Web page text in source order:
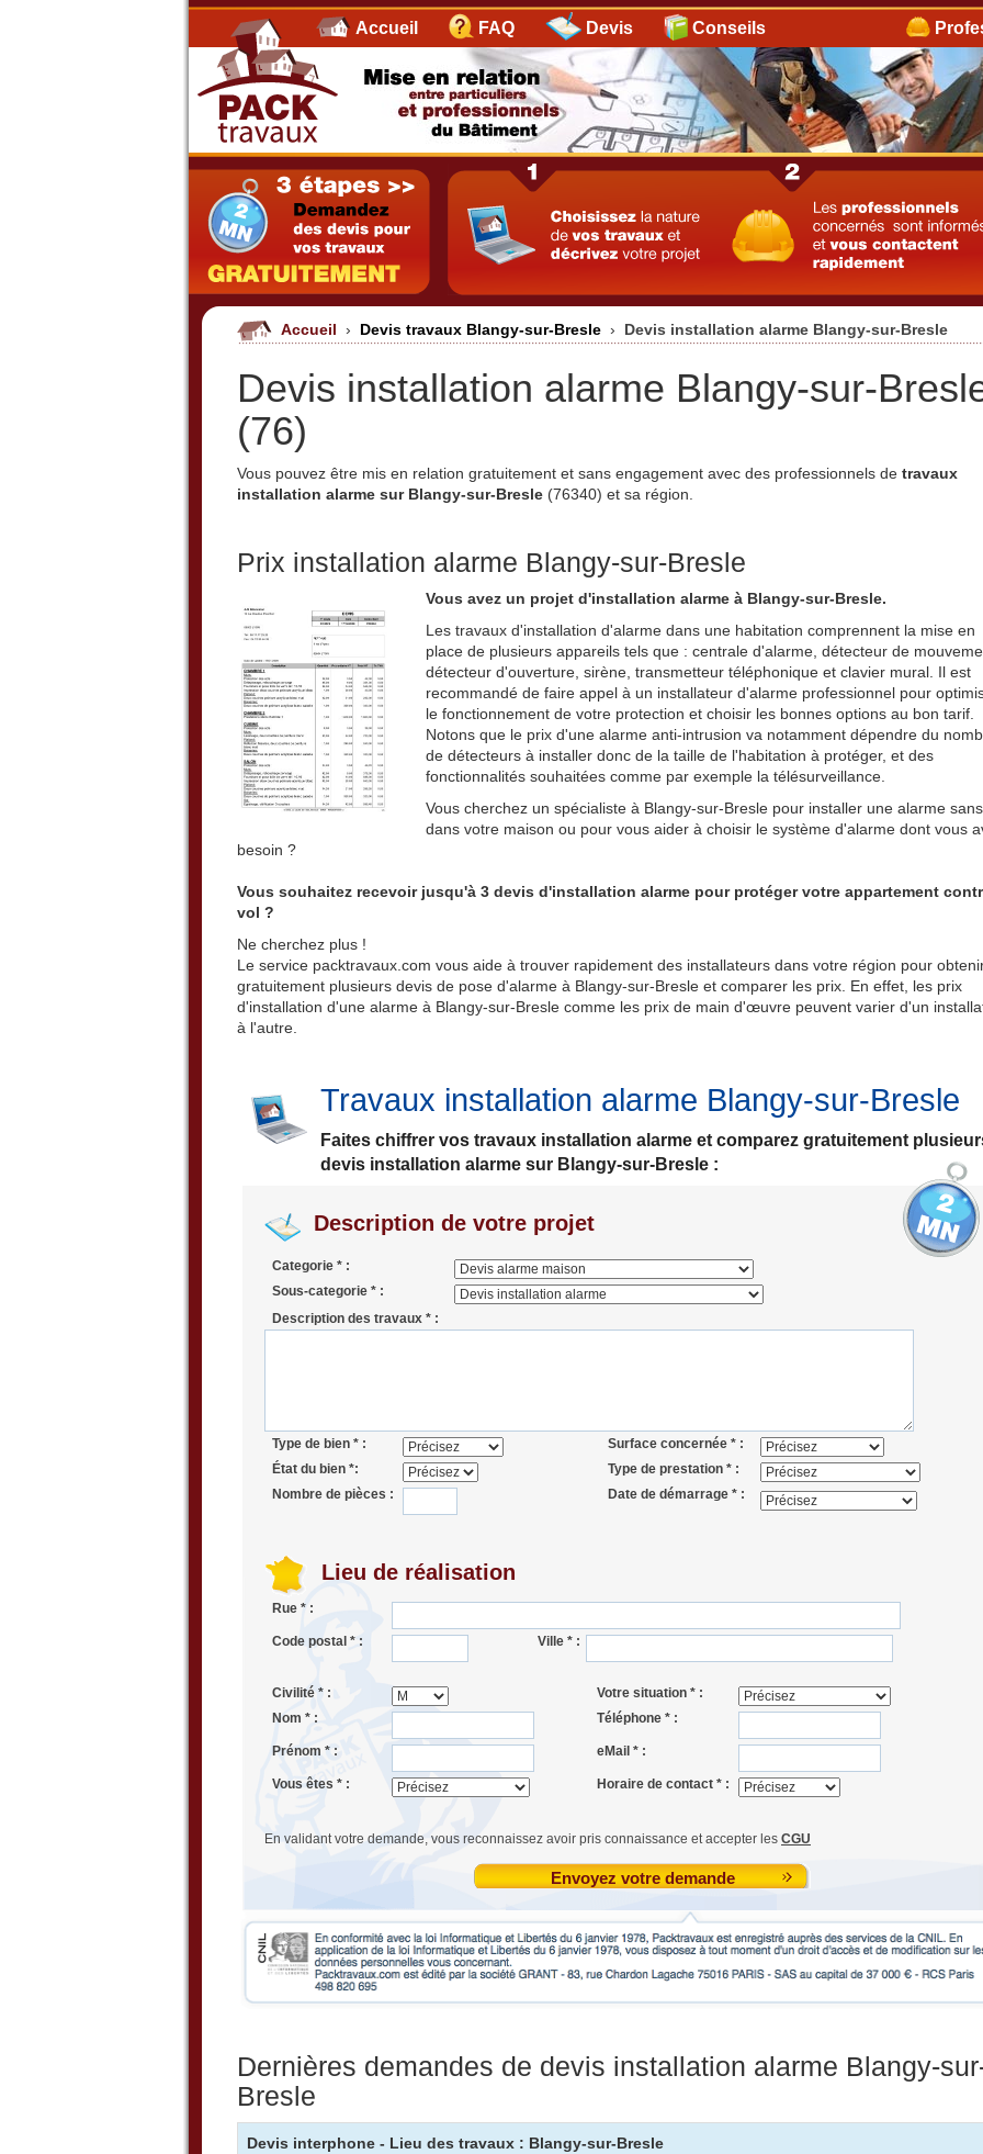
Accueil FAQ Devis Conseils
Accueil › Devis travaux Blangy-sur-Bresle › Devis installation alarme Blangy-sur-Bresle
Devis installation alarme Blangy-sur-
(76)
Vous pouvez être mis en relation gratuitement et sans engagement avec des professionnels de travaux
installation alarme sur Blangy-sur-Bresle (76340) et sa région.
Prix installation alarme Blangy-sur-Bresle
Vous avez un projet d'installation alarme à Blangy-sur-Bresle.
Les travaux d'installation d'alarme dans une habitation comprennent la mise en
place de plusieurs appareils tels que : centrale d'alarme, détecteur de
détecteur d'ouverture, sirène, transmetteur téléphonique et clavier mural. Il est
recommandé de faire appel à un installateur d'alarme professionnel pour
le fonctionnement de votre protection et choisir les bonnes options au bon tarif.
Notons que le prix d'une alarme anti-intrusion va notamment dépendre du
de détecteurs à installer donc de la taille de l'habitation à protéger, et des
fonctionnalités souhaitées comme par exemple la télésurveillance.
Vous cherchez un spécialiste à Blangy-sur-Bresle pour installer une alarme
dans votre maison ou pour vous aider à choisir le système d'alarme dont vous
besoin ?
Vous souhaitez recevoir jusqu'à 3 devis d'installation alarme pour protéger votre appartement
vol ?
Ne cherchez plus !
Le service packtravaux.com vous aide à trouver rapidement des installateurs dans votre région pour
gratuitement plusieurs devis de pose d'alarme à Blangy-sur-Bresle et comparer les prix. En effet, les prix
d'installation d'une alarme à Blangy-sur-Bresle comme les prix de main d'œuvre peuvent varier d'un
à l'autre.
Travaux installation alarme Blangy-sur-Bresle
Faites chiffrer vos travaux installation alarme et comparez gratuitement
devis installation alarme sur Blangy-sur-Bresle :
Description de votre projet
Categorie * :
Sous-categorie * :
Description des travaux * :
Type de bien * :
Surface concernée * :
État du bien *:
Type de prestation * :
Nombre de pièces :
Date de démarrage * :
Lieu de réalisation
Rue * :
Code postal * : Ville * :
Civilité * :
Votre situation * :
Nom * :
Téléphone * :
Prénom * : eMail * :
Vous êtes * : Horaire de contact * :
En validant votre demande, vous reconnaissez avoir pris connaissance et accepter les CGU
Envoyez votre demande
Dernières demandes de devis installation alarme Blangy-
Bresle
Devis interphone - Lieu des travaux : Blangy-sur-Bresle